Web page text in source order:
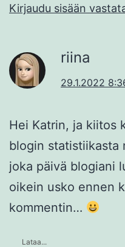
Kirjaudu sisään
riina
29.1.2022
Hei Katrin, ja kiitos
blogin statistiikasta
joka päivä blogiani
oikein usko ennen
kommentin…
Lataa...